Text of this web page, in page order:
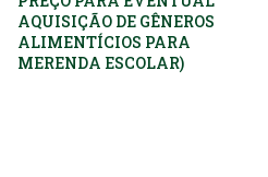
AQUISIÇÃO DE GÊNEROS
ALIMENTÍCIOS PARA
MERENDA ESCOLAR)